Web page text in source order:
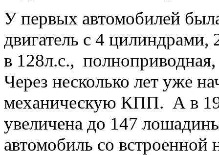
У первых автомобилей
двигатель с 4
в 128л.с., полноприводная,
Через несколько лет уже
механическую КПП. А в
увеличена до 147
автомобиль со встроенной